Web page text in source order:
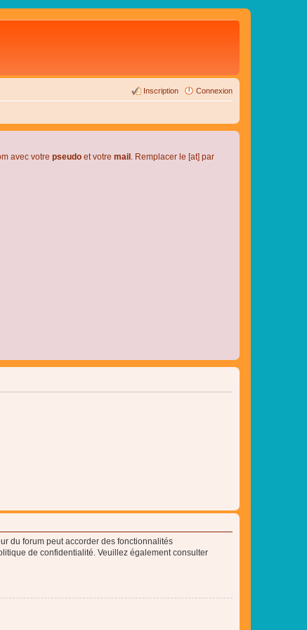
Connexion
Inscription
avec votre pseudo et votre mail . Remplacer le [at] par
du forum peut accorder des fonctionnalités
de confidentialité. Veuillez également consulter